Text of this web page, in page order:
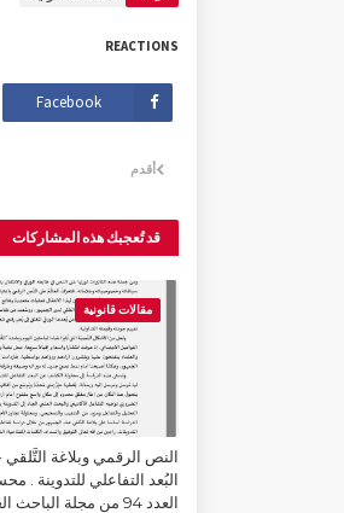
REACTIONS
Facebook
أقدم
قد تُعجبك هذه المشاركات
مقالات قانونية
النص الرقمي وبلاغة
البُعد التفاعلي للتدوينة .
العدد 94 من مجلة الباحث